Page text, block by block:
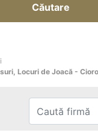
Căutare
Locuri de Joacă -